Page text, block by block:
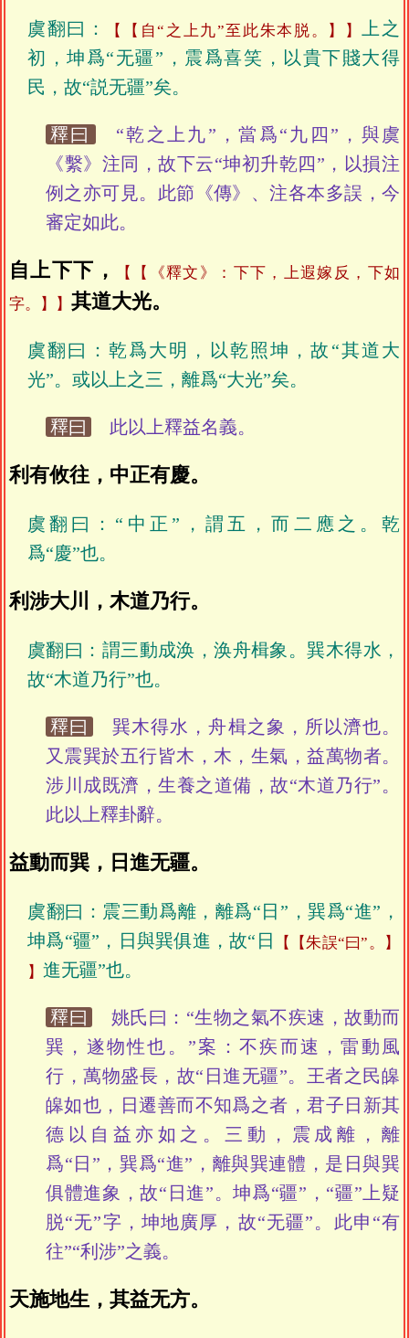
虞翻曰： 【自“之上九”至此朱本脱。】
上之
初，坤爲“无疆”，震爲喜笑，以貴下賤大得
民，故“説无疆”矣。
釋曰
“乾之上九”，當爲“九四”，與虞
《繫》注同，故下云“坤初升乾四”，以損注
例之亦可見。此節《傳》、注各本多誤，今
審定如此。
自上下下，
【《釋文》：下下，上遐嫁反，下如
字。】
其道大光。
虞翻曰：乾爲大明，以乾照坤，故“其道大
光”。或以上之三，離爲“大光”矣。
釋曰 此以上釋益名義。
利有攸往，中正有慶。
虞翻曰：“中正”，謂五，而二應之。乾
爲“慶”也。
利涉大川，木道乃行。
虞翻曰：謂三動成涣，涣舟楫象。巽木得水，
故“木道乃行”也。
釋曰
巽木得水，舟楫之象，所以濟也。
又震巽於五行皆木，木，生氣，益萬物者。
涉川成既濟，生養之道備，故“木道乃行”。
此以上釋卦辭。
益動而巽，日進无疆。
虞翻曰：震三動爲離，離爲“日”，巽爲“進”，
坤爲“疆”，日與巽俱進，故“日
【朱誤“曰”。】
進无疆”也。
釋曰
姚氏曰：“生物之氣不疾速，故動而
巽，遂物性也。”案：不疾而速，雷動風
行，萬物盛長，故“日進无疆”。王者之民皞
皞如也，日遷善而不知爲之者，君子日新其
德以自益亦如之。三動，震成離，離
爲“日”，巽爲“進”，離與巽連體，是日與巽
俱體進象，故“日進”。坤爲“疆”，“疆”上疑
脱“无”字，坤地廣厚，故“无疆”。此申“有
往”“利涉”之義。
天施地生，其益无方。